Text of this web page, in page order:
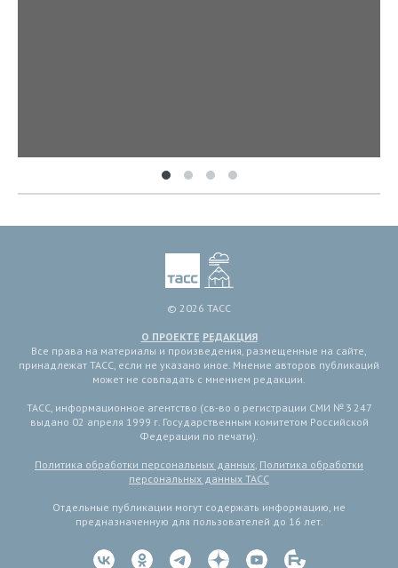
© 2026 ТАСС
О ПРОЕКТЕ РЕДАКЦИЯ
Все права на материалы и произведения, размещенные на сайте,
принадлежат ТАСС, если не указано иное. Мнение авторов публикаций
может не совпадать с мнением редакции.
ТАСС, информационное агентство (св-во о регистрации СМИ № 3 247
выдано 02 апреля 1999 г. Государственным комитетом Российской
Федерации по печати).
Политика обработки персональных данных, Политика обработки
персональных данных ТАСС
Отдельные публикации могут содержать информацию, не
предназначенную для пользователей до 16 лет.